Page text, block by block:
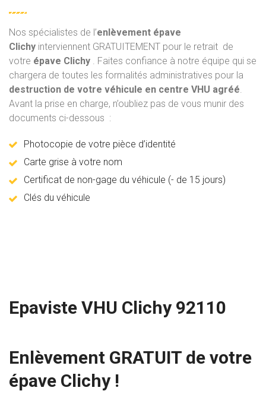
Nos spécialistes de l’enlèvement épave
Clichy interviennent GRATUITEMENT pour le retrait de
votre épave Clichy . Faites confiance à notre équipe qui se
chargera de toutes les formalités administratives pour la
destruction de votre véhicule en centre VHU agréé.
Avant la prise en charge, n’oubliez pas de vous munir des
documents ci-dessous :
Photocopie de votre pièce d’identité
Carte grise à votre nom
Certificat de non-gage du véhicule (- de 15 jours)
Clés du véhicule
Epaviste VHU Clichy 92110
Enlèvement GRATUIT de votre
épave Clichy !